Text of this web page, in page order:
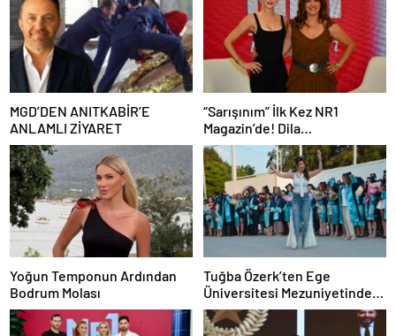
MGD’DEN ANITKABİR’E
ANLAMLI ZİYARET
“Sarışınım” İlk Kez NR1
Magazin’de! Dila
Kalafatoğlu’ndan Yazın En
İddialı Yorumu
Yoğun Temponun Ardından
Bodrum Molası
Tuğba Özerk’ten Ege
Üniversitesi Mezuniyetinde
“Efe” Fırtınası! Gençler
Coşkuyu Zirveye Taşıdı